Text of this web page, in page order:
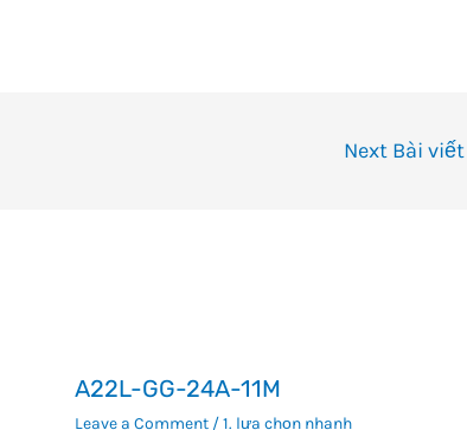
Next Bài viết
A22L-GG-24A-11M
Leave a Comment /1. lựa chọn nhanh